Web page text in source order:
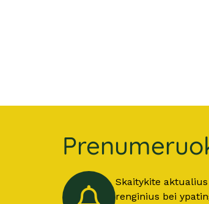
Skaitykite
renginius bei